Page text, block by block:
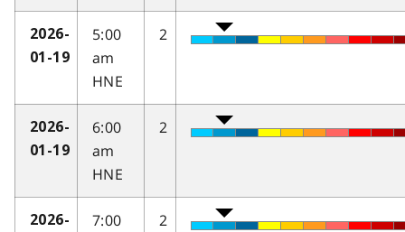
2026-
01-19
5:00
am
HNE
2
2026-
01-19
6:00
am
HNE
2
2026-
7:00
2